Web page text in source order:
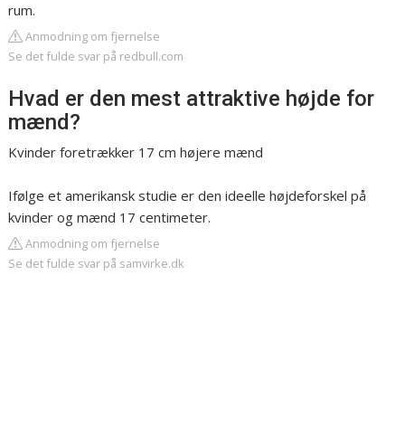
rum.
Anmodning om fjernelse
Se det fulde svar på redbull.com
Hvad er den mest attraktive højde for
mænd?
Kvinder foretrækker 17 cm højere mænd
Ifølge et amerikansk studie er den ideelle højdeforskel på
kvinder og mænd 17 centimeter.
Anmodning om fjernelse
Se det fulde svar på samvirke.dk